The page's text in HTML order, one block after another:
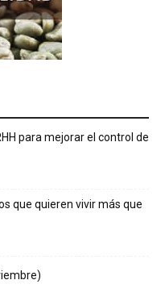
para mejorar el control de
que quieren vivir más que